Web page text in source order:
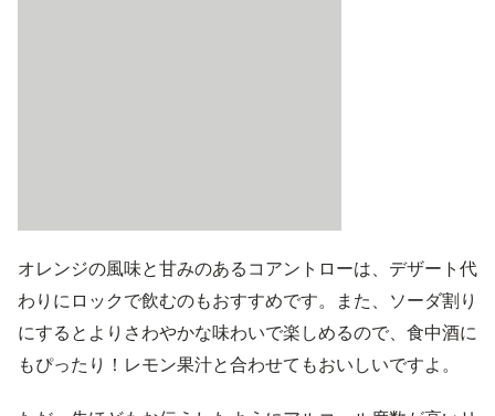
オレンジの風味と甘みのあるコアントローは、デザート代
わりにロックで飲むのもおすすめです。また、ソーダ割り
にするとよりさわやかな味わいで楽しめるので、食中酒に
もぴったり！レモン果汁と合わせてもおいしいですよ。